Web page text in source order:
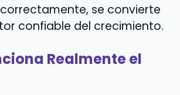
se convierte
confiable del crecimiento.
Realmente el